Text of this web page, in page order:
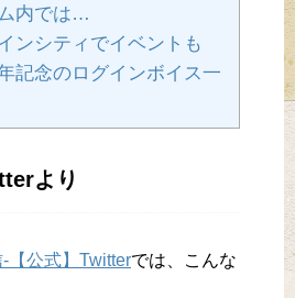
内では…
ンシティでイベントも
記念のログインボイス一
より
【公式】Twitterでは、こんな